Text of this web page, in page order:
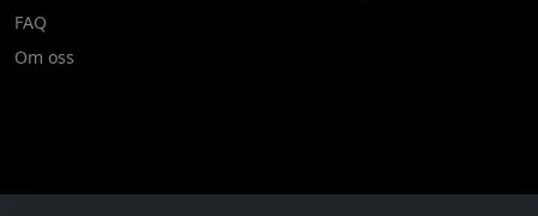
FAQ
Om oss